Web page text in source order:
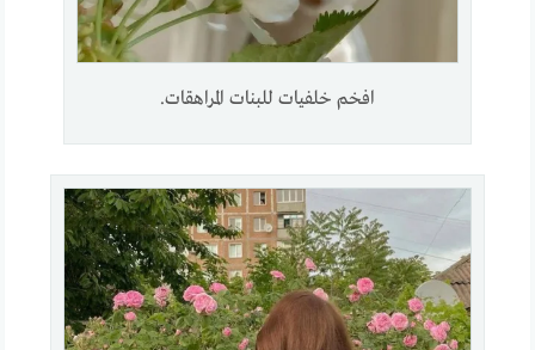
افخم خلفيات للبنات المراهقات.